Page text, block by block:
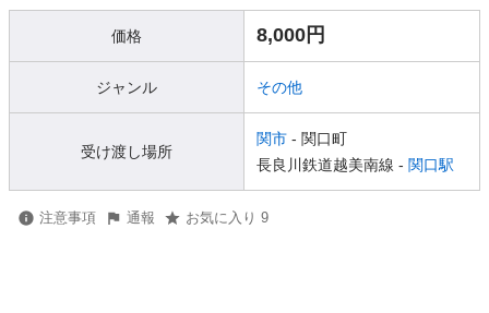
価格 8,000円
ジャンル その他
受け渡し場所
関市 - 関口町
長良川鉄道越美南線 - 関口駅
注意事項 通報 お気に入り 9